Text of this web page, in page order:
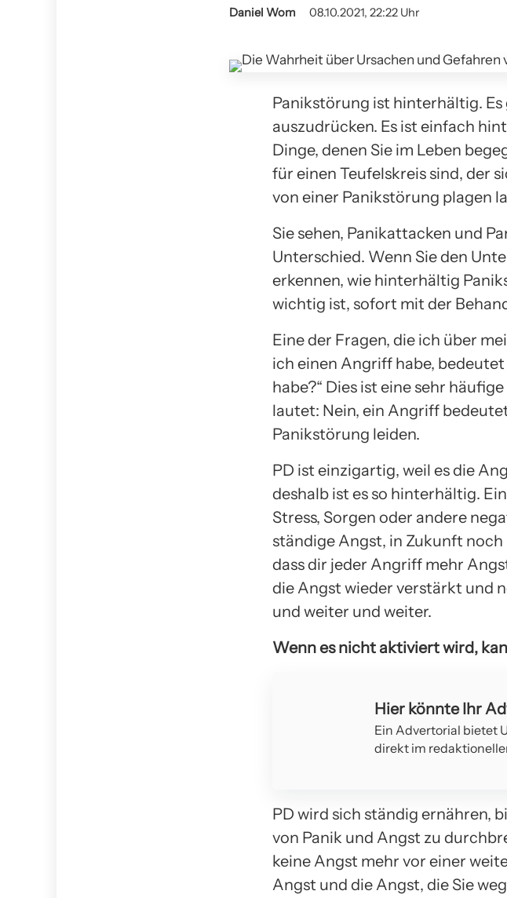
Daniel Wom 08.10.2021, 22:22 Uhr
Panikstörung ist hinterhältig.
auszudrücken. Es ist einfach
Dinge, denen Sie im Leben
für einen Teufelskreis sind, der
von einer Panikstörung plagen
Sie sehen, Panikattacken und
Unterschied. Wenn Sie den
erkennen, wie hinterhältig
wichtig ist, sofort mit der
Eine der Fragen, die ich über
ich einen Angriff habe,
habe?“ Dies ist eine sehr
lautet: Nein, ein Angriff
Panikstörung leiden.
PD ist einzigartig, weil es die
deshalb ist es so hinterhältig.
Stress, Sorgen oder andere
ständige Angst, in Zukunft
dass dir jeder Angriff mehr
die Angst wieder verstärkt und
und weiter und weiter.
Wenn es nicht aktiviert wird,
Hier könnte Ihr
Ein Advertorial bietet
direkt im
PD wird sich ständig ernähren,
von Panik und Angst zu
keine Angst mehr vor einer
Angst und die Angst, die Sie